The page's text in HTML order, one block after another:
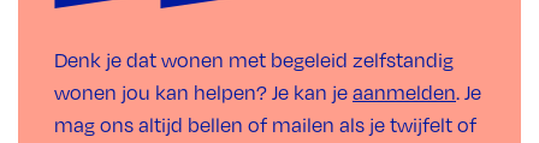
Denk je dat wonen met begeleid zelfstandig
wonen jou kan helpen? Je kan je aanmelden. Je
mag ons altijd bellen of mailen als je twijfelt of